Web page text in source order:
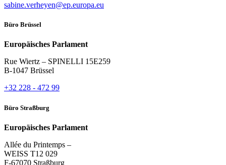
sabine.verheyen@ep.europa.eu
Büro Brüssel
Europäisches Parlament
Rue Wiertz – SPINELLI 15E259
B-1047 Brüssel
+32 228 - 472 99
Büro Straßburg
Europäisches Parlament
Allée du Printemps –
WEISS T12 029
F-67070 Straßburg